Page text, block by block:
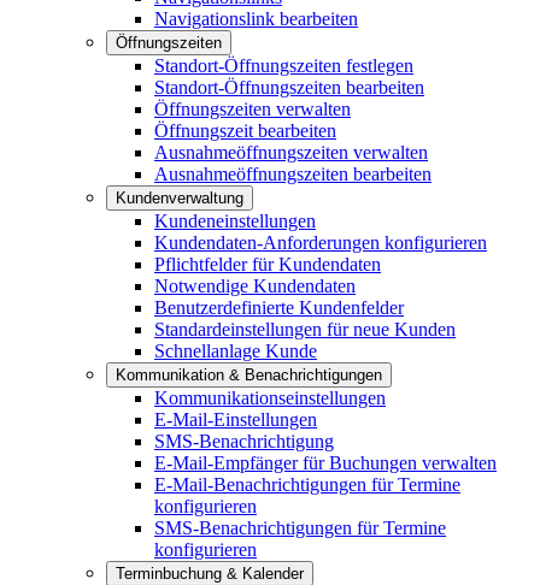
Navigationslink bearbeiten
Öffnungszeiten
Standort-Öffnungszeiten festlegen
Standort-Öffnungszeiten bearbeiten
Öffnungszeiten verwalten
Öffnungszeit bearbeiten
Ausnahmeöffnungszeiten verwalten
Ausnahmeöffnungszeiten bearbeiten
Kundenverwaltung
Kundeneinstellungen
Kundendaten-Anforderungen konfigurieren
Pflichtfelder für Kundendaten
Notwendige Kundendaten
Benutzerdefinierte Kundenfelder
Standardeinstellungen für neue Kunden
Schnellanlage Kunde
Kommunikation & Benachrichtigungen
Kommunikationseinstellungen
E-Mail-Einstellungen
SMS-Benachrichtigung
E-Mail-Empfänger für Buchungen verwalten
E-Mail-Benachrichtigungen für Termine
konfigurieren
SMS-Benachrichtigungen für Termine
konfigurieren
Terminbuchung & Kalender